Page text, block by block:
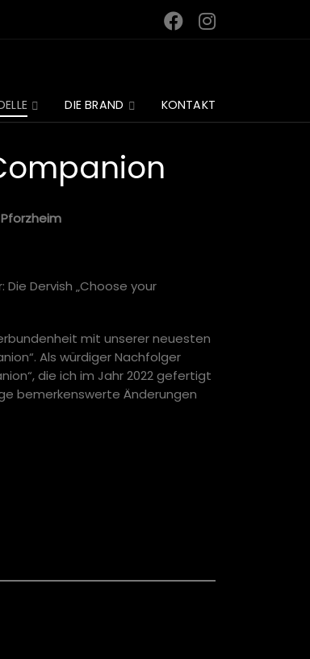
DIE BRAND KONTAKT
Dervish „Choose your
mit unserer neuesten
Als würdiger Nachfolger
die ich im Jahr 2022 gefertigt
bemerkenswerte Änderungen